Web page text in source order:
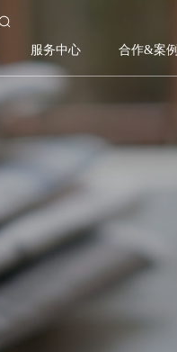
服务中心 合作&案例